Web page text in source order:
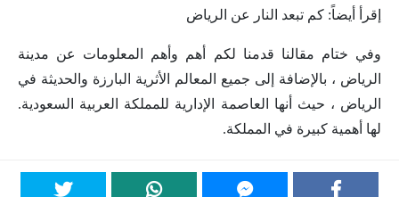
إقرأ أيضاً: كم تبعد النار عن الرياض
وفي ختام مقالنا قدمنا ​​لكم أهم وأهم المعلومات عن مدينة
الرياض ، بالإضافة إلى جميع المعالم الأثرية البارزة والحديثة في
الرياض ، حيث أنها العاصمة الإدارية للمملكة العربية السعودية.
لها أهمية كبيرة في المملكة.